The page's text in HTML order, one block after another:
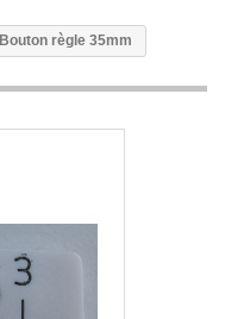
Bouton règle 35mm